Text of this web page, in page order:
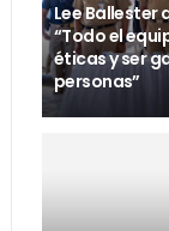
Lee Ballester
“Todo el
éticas y ser
personas”